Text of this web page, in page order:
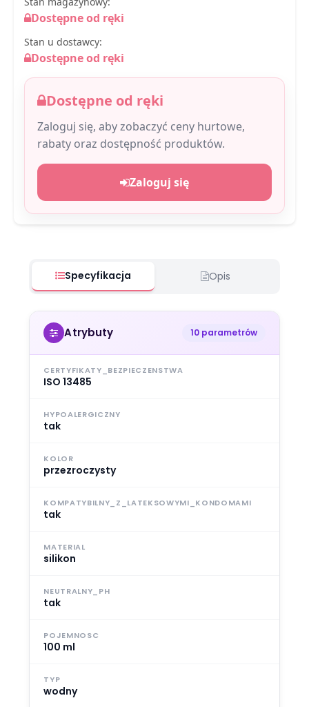
Dostępne od ręki
Stan u dostawcy:
Dostępne od ręki
Dostępne od ręki
Zaloguj się, aby zobaczyć ceny hurtowe,
rabaty oraz dostępność produktów.
Zaloguj się
Specyfikacja Opis
Atrybuty 10 parametrów
CERTYFIKATY_BEZPIECZENSTWA
ISO 13485
HYPOALERGICZNY
tak
KOLOR
przezroczysty
KOMPATYBILNY_Z_LATEKSOWYMI_KONDOMAMI
tak
MATERIAL
silikon
NEUTRALNY_PH
tak
POJEMNOSC
100 ml
TYP
wodny